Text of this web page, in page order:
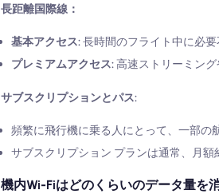
長距離国際線：
基本アクセス:長時間のフライト中に必
プレミアムアクセス:高速ストリーミン
サブスクリプションとパス:
頻繁に飛行機に乗る人にとって、一部の
サブスクリプション プランは通常、月
機内Wi-Fiはどのくらいのデータ量を